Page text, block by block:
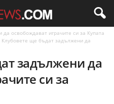
освобождават играчите си за Купата
Клубовете ще бъдат задължени да
задължени да
си за